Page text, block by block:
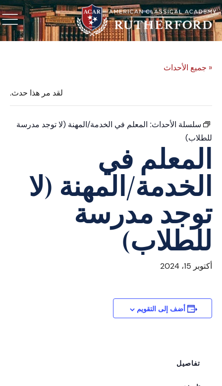
« جميع الأحداث
لقد مر هذا حدث.
سلسلة الأحداث: المعلم في الخدمة/المهنة (لا توجد مدرسة
للطلاب)
المعلم في
الخدمة/المهنة (لا
توجد مدرسة
للطلاب)
أكتوبر 15، 2024
أضف إلى التقويم
تفاصيل